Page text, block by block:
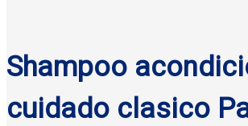
Shampoo
cuidado clasico